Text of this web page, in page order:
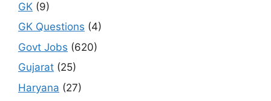
GK (9)
GK Questions (4)
Govt Jobs (620)
Gujarat (25)
Haryana (27)